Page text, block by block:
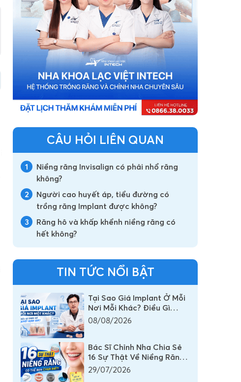
CÂU HỎI LIÊN QUAN
1
Niềng răng Invisalign có phải nhổ răng
không?
2
Người cao huyết áp, tiểu đường có
trồng răng Implant được không?
3
Răng hô và khấp khểnh niềng răng có
hết không?
TIN TỨC NỔI BẬT
Tại Sao Giá Implant Ở Mỗi
Nơi Mỗi Khác? Điều Gì
Thực Sự Quyết Định Chi
Phí Một Chiếc Răng
08/08/2026
Bác Sĩ Chỉnh Nha Chia Sẻ
16 Sự Thật Về Niềng Răng
Mà Rất Nhiều Người Vẫn
Đang Hiểu Sai
29/07/2026